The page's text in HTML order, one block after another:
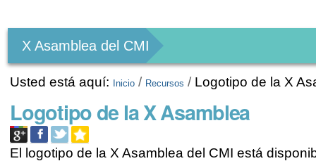
Personales
X Asamblea del CMI
Usted está aquí: Inicio / Recursos / Logotipo de la X
Logotipo de la X Asamblea
El logotipo de la X Asamblea del CMI está